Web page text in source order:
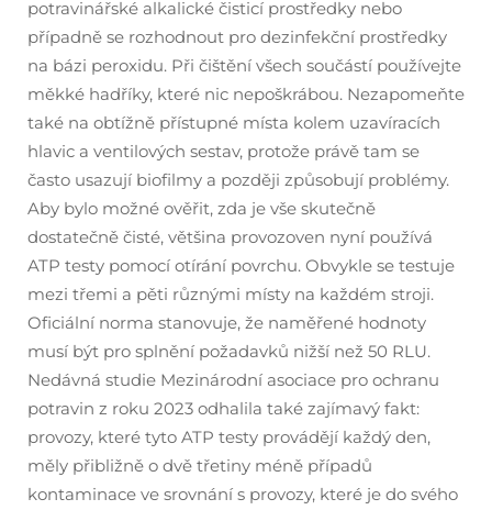
potravinářské alkalické čisticí prostředky nebo
případně se rozhodnout pro dezinfekční prostředky
na bázi peroxidu. Při čištění všech součástí používejte
měkké hadříky, které nic nepoškrábou. Nezapomeňte
také na obtížně přístupné místa kolem uzavíracích
hlavic a ventilových sestav, protože právě tam se
často usazují biofilmy a později způsobují problémy.
Aby bylo možné ověřit, zda je vše skutečně
dostatečně čisté, většina provozoven nyní používá
ATP testy pomocí otírání povrchu. Obvykle se testuje
mezi třemi a pěti různými místy na každém stroji.
Oficiální norma stanovuje, že naměřené hodnoty
musí být pro splnění požadavků nižší než 50 RLU.
Nedávná studie Mezinárodní asociace pro ochranu
potravin z roku 2023 odhalila také zajímavý fakt:
provozy, které tyto ATP testy provádějí každý den,
měly přibližně o dvě třetiny méně případů
kontaminace ve srovnání s provozy, které je do svého